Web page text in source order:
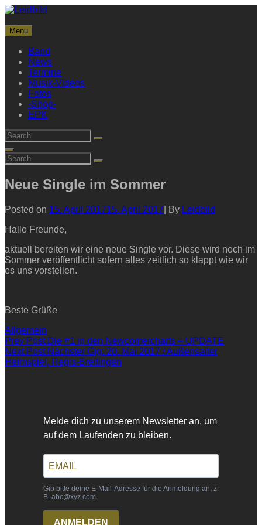
Skip
content
Leidbild
Streetrock aus Frankfurt
Menu
Band
News
Termine
Musik-Videos
Fotos
-Shop-
EPK
Search
for:
Search
Search
for:
Neue Single im Sommer
Posted on 15. April 201715. April 2017 By Byline
Leidbild
Hallo Freunde,
aktuell bereiten wir eine neue Single vor. Diese wird noch im
Sommer veröffentlicht sofern alles zeitlich so klappt wie wir
es uns vorstellen.
Beste Grüße
Categories
Allgemein
Beitragsnavigation
Previous
Post
Prev Post Die #1 in den Newcomercharts – UPDATE
Next
Post
Next Post Nächster Gig: 20. Mai 2017 / Außensaiter
Heimspiel, Regis-Breitingen